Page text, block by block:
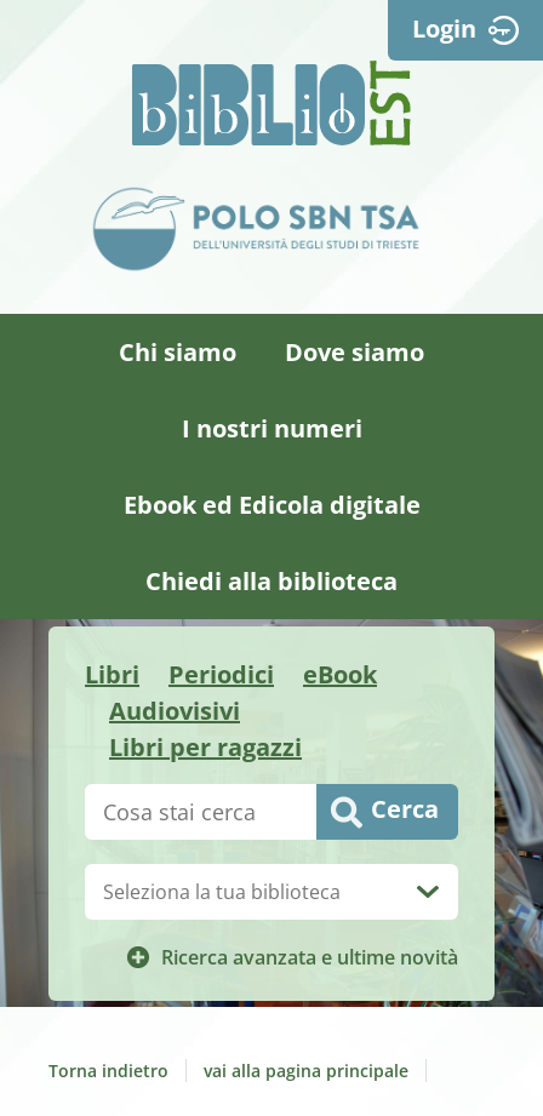
Login
Chi siamo Dove siamo
I nostri numeri
Ebook ed Edicola digitale
Chiedi alla biblioteca
Libri Periodici
eBook
Audiovisivi
Libri per ragazzi
Cerca su "Catalogo" Cerca
Ricerca avanzata e ultime novità
Biblioteca:
Torna indietro vai alla pagina principale